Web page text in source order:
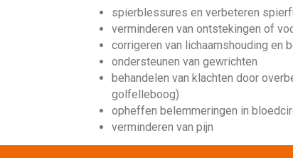
spierblessures en verbeteren
verminderen van ontstekingen of
corrigeren van lichaamshouding en
ondersteunen van gewrichten
behandelen van klachten door
golfelleboog)
opheffen belemmeringen in
verminderen van pijn